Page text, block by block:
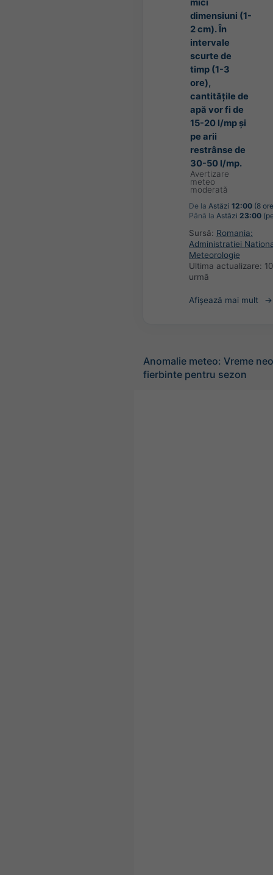
dimensiuni (1-
2 cm). În
intervale
scurte de
timp (1-3
ore),
cantitățile de
apă vor fi de
15-20 l/mp și
pe arii
restrânse de
30-50 l/mp.
Avertizare
meteo
moderată
De la Astăzi 12:00 (8
Până la Astăzi 23:00
Sursă: Romania:
Administratiei
Meteorologie
Ultima actualizare:
urmă
Afișează mai mult
Anomalie meteo: Vreme
fierbinte pentru sezon